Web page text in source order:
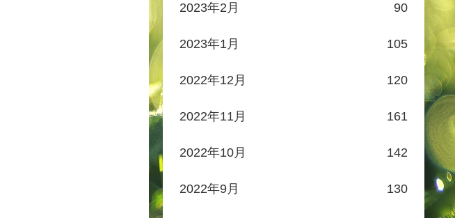
2023年2月 90
2023年1月 105
2022年12月 120
2022年11月 161
2022年10月 142
2022年9月 130